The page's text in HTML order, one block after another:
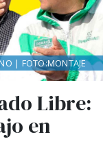
Libre:
en
| FOTO:MONTAJE